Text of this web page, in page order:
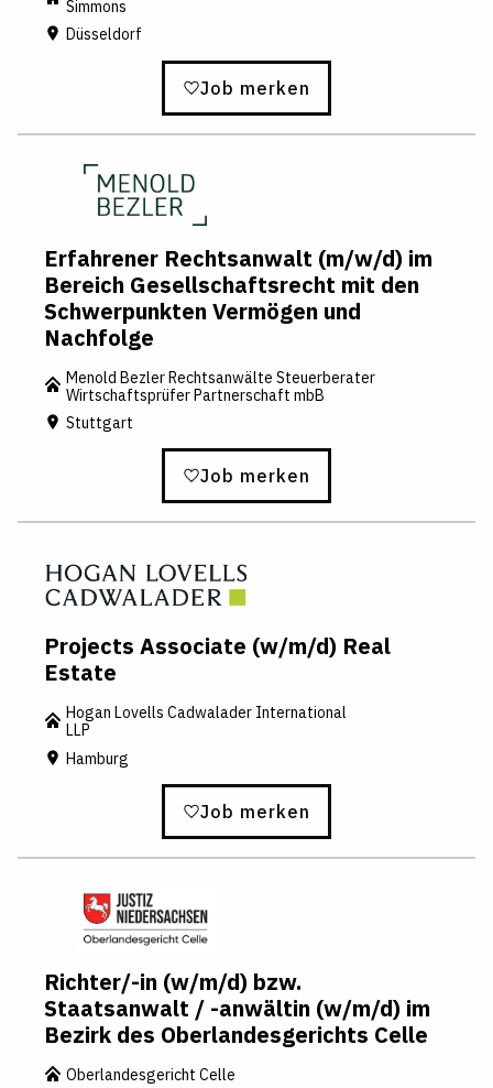
Simmons
Düsseldorf
Job merken
Erfahrener Rechtsanwalt (m/w/d) im
Bereich Gesellschaftsrecht mit den
Schwerpunkten Vermögen und
Nachfolge
Menold Bezler Rechtsanwälte Steuerberater
Wirtschaftsprüfer Partnerschaft mbB
Stuttgart
Job merken
Projects Associate (w/m/d) Real
Estate
Hogan Lovells Cadwalader International
LLP
Hamburg
Job merken
Richter/-in (w/m/d) bzw.
Staatsanwalt / -anwältin (w/m/d) im
Bezirk des Oberlandesgerichts Celle
Oberlandesgericht Celle